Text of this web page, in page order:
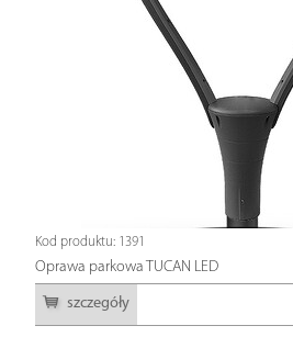
Kod produktu: 1391
Oprawa parkowa TUCAN LED
szczegóły